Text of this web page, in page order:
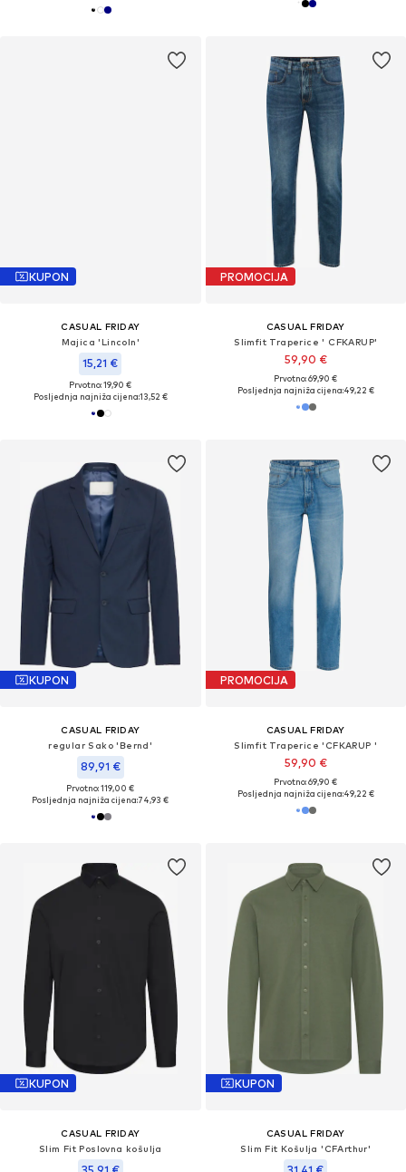
KUPON
CASUAL FRIDAY
Majica 'Lincoln'
15,21 €
Prvotno: 19,90 €
Posljednja najniža cijena:13,52 €
PROMOCIJA
CASUAL FRIDAY
Slimfit Traperice ' CFKARUP'
59,90 €
Prvotno: 69,90 €
Posljednja najniža cijena:49,22 €
KUPON
CASUAL FRIDAY
regular Sako 'Bernd'
89,91 €
Prvotno: 119,00 €
Posljednja najniža cijena:74,93 €
PROMOCIJA
CASUAL FRIDAY
Slimfit Traperice 'CFKARUP '
59,90 €
Prvotno: 69,90 €
Posljednja najniža cijena:49,22 €
KUPON
CASUAL FRIDAY
Slim Fit Poslovna košulja
KUPON
CASUAL FRIDAY
Slim Fit Košulja 'CFArthur'